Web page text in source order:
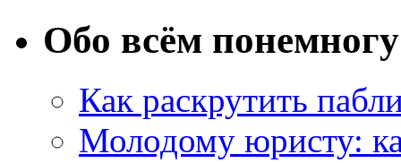
Обо всём понемногу
Как раскрутить
Молодому юристу: